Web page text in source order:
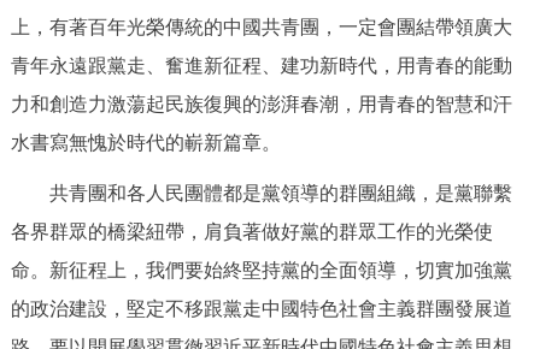
上，有著百年光榮傳統的中國共青團，一定會團結帶領廣大
青年永遠跟黨走、奮進新征程、建功新時代，用青春的能動
力和創造力激蕩起民族復興的澎湃春潮，用青春的智慧和汗
水書寫無愧於時代的嶄新篇章。
共青團和各人民團體都是黨領導的群團組織，是黨聯繫
各界群眾的橋梁紐帶，肩負著做好黨的群眾工作的光榮使
命。新征程上，我們要始終堅持黨的全面領導，切實加強黨
的政治建設，堅定不移跟黨走中國特色社會主義群團發展道